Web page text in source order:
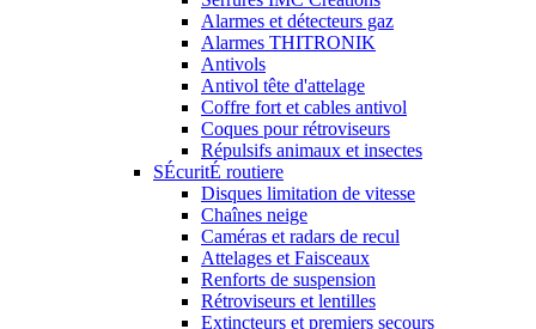
Alarmes et détecteurs gaz
Alarmes THITRONIK
Antivols
Antivol tête d'attelage
Coffre fort et cables antivol
Coques pour rétroviseurs
Répulsifs animaux et insectes
SÉcuritÉ routiere
Disques limitation de vitesse
Chaînes neige
Caméras et radars de recul
Attelages et Faisceaux
Renforts de suspension
Rétroviseurs et lentilles
Extincteurs et premiers secours